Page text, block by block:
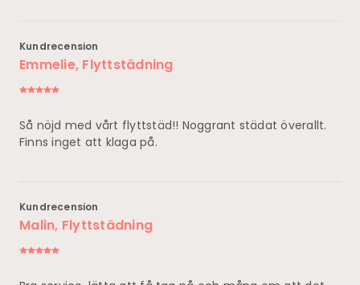
Kundrecension
Emmelie, Flyttstädning
Så nöjd med vårt flyttstäd!! Noggrant städat överallt.
Finns inget att klaga på.
Kundrecension
Malin, Flyttstädning